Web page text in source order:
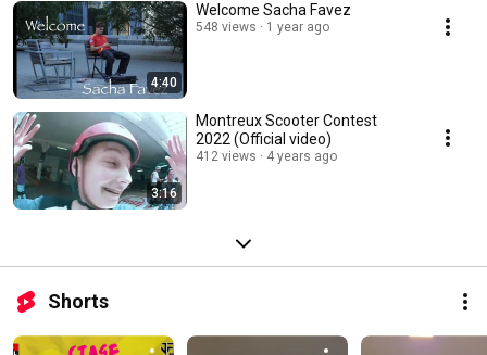
4:40
Welcome Sacha Favez
548 views 1 year ago
3:16
Montreux Scooter Contest
2022 (Official video)
412 views 4 years ago
Shorts